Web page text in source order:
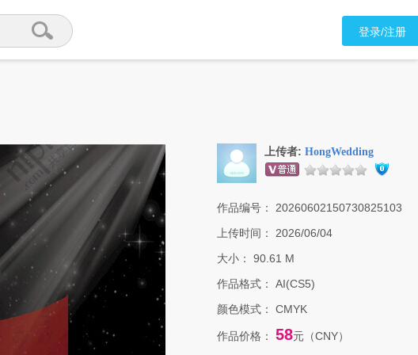
登录/注册
上传者: HongWedding
作品编号：
20260602150730825103
上传时间：
2026/06/04
大小：
90.61 M
作品格式：
AI(CS5)
颜色模式：
CMYK
作品价格： 58元（CNY）